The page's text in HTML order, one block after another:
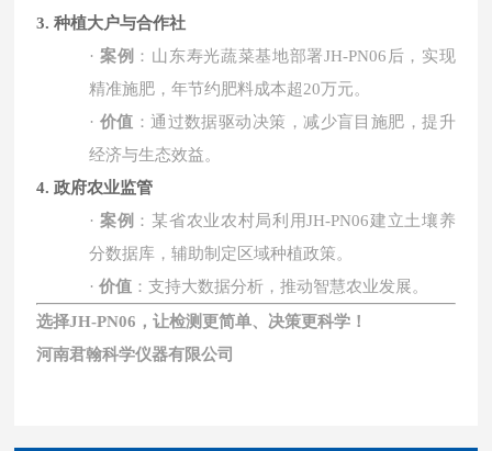
3. 种植大户与合作社
·案例 ：山东寿光蔬菜基地部署JH-PN06 后，实现
精准施肥，年节约肥料成本超20万元。
· 价值 ：通过数据驱动决策，减少盲目施肥，提升
经济与生态效益。
4. 政府农业监管
·案例 ：某省农业农村局利用JH-PN06建立土壤养
分数据库，辅助制定区域种植政策。
·价值 ：支持大数据分析，推动智慧农业发展。
选择JH-PN06 ，让检测更简单、决策更科学！
河南君翰科学仪器有限公司